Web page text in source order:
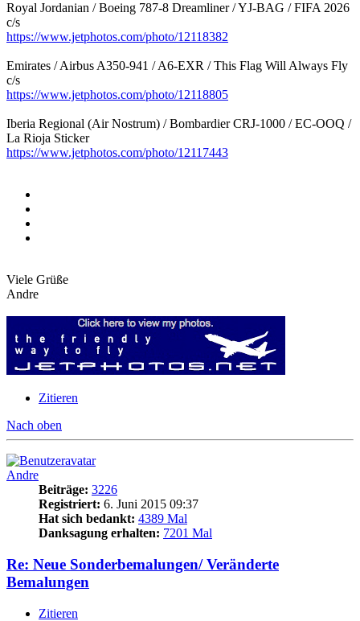
Royal Jordanian / Boeing 787-8 Dreamliner / YJ-BAG / FIFA 2026
c/s
https://www.jetphotos.com/photo/12118382
Emirates / Airbus A350-941 / A6-EXR / This Flag Will Always Fly
c/s
https://www.jetphotos.com/photo/12118805
Iberia Regional (Air Nostrum) / Bombardier CRJ-1000 / EC-OOQ /
La Rioja Sticker
https://www.jetphotos.com/photo/12117443
Viele Grüße
Andre
Zitieren
Nach oben
Andre
Beiträge: 3226
Registriert: 6. Juni 2015 09:37
Hat sich bedankt: 4389 Mal
Danksagung erhalten: 7201 Mal
Re: Neue Sonderbemalungen/ Veränderte
Bemalungen
Zitieren